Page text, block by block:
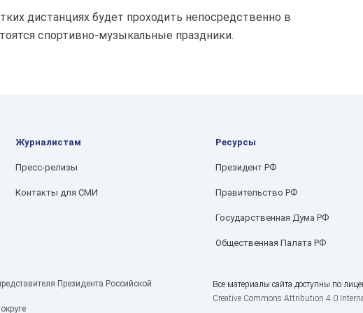
дистанциях будет проходить непосредственно в
спортивно-музыкальные праздники.
Журналистам
Пресс-релизы
Контакты для СМИ
Ресурсы
Президент РФ
Правительство РФ
Государственная Дума РФ
Общественная Палата РФ
Президента Российской
Все материалы сайта доступны по
Creative Commons Attribution 4.0